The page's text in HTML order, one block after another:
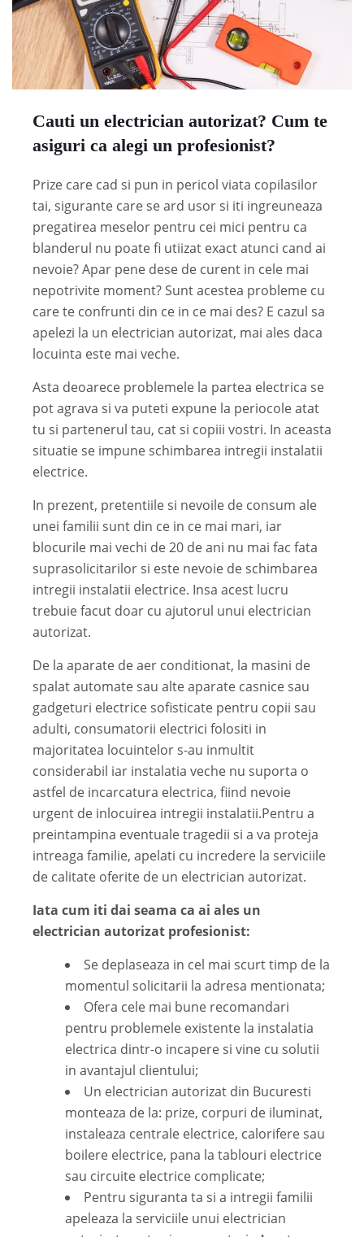
Cauti un electrician autorizat? Cum te
asiguri ca alegi un profesionist?
Prize care cad si pun in pericol viata copilasilor
tai, sigurante care se ard usor si iti ingreuneaza
pregatirea meselor pentru cei mici pentru ca
blanderul nu poate fi utiizat exact atunci cand ai
nevoie? Apar pene dese de curent in cele mai
nepotrivite moment? Sunt acestea probleme cu
care te confrunti din ce in ce mai des? E cazul sa
apelezi la un electrician autorizat, mai ales daca
locuinta este mai veche.
Asta deoarece problemele la partea electrica se
pot agrava si va puteti expune la periocole atat
tu si partenerul tau, cat si copiii vostri. In aceasta
situatie se impune schimbarea intregii instalatii
electrice.
In prezent, pretentiile si nevoile de consum ale
unei familii sunt din ce in ce mai mari, iar
blocurile mai vechi de 20 de ani nu mai fac fata
suprasolicitarilor si este nevoie de schimbarea
intregii instalatii electrice. Insa acest lucru
trebuie facut doar cu ajutorul unui electrician
autorizat.
De la aparate de aer conditionat, la masini de
spalat automate sau alte aparate casnice sau
gadgeturi electrice sofisticate pentru copii sau
adulti, consumatorii electrici folositi in
majoritatea locuintelor s-au inmultit
considerabil iar instalatia veche nu suporta o
astfel de incarcatura electrica, fiind nevoie
urgent de inlocuirea intregii instalatii.Pentru a
preintampina eventuale tragedii si a va proteja
intreaga familie, apelati cu incredere la serviciile
de calitate oferite de un electrician autorizat.
Iata cum iti dai seama ca ai ales un
electrician autorizat profesionist:
Se deplaseaza in cel mai scurt timp de la
momentul solicitarii la adresa mentionata;
Ofera cele mai bune recomandari
pentru problemele existente la instalatia
electrica dintr-o incapere si vine cu solutii
in avantajul clientului;
Un electrician autorizat din Bucuresti
monteaza de la: prize, corpuri de iluminat,
instaleaza centrale electrice, calorifere sau
boilere electrice, pana la tablouri electrice
sau circuite electrice complicate;
Pentru siguranta ta si a intregii familii
apeleaza la serviciile unui electrician